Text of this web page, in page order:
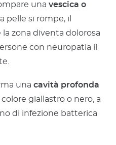
una vescica o
pelle si rompe, il
zona diventa dolorosa
con neuropatia il
una cavità profonda
giallastro o nero, a
di infezione batterica